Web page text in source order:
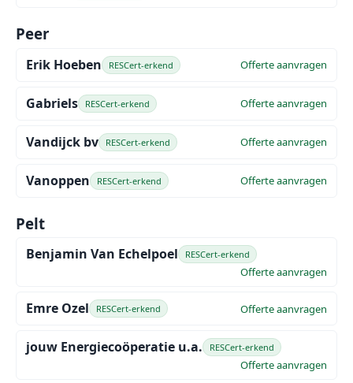
Peer
Erik Hoeben RESCert-erkend Offerte aanvragen
Gabriels RESCert-erkend Offerte aanvragen
Vandijck bv RESCert-erkend Offerte aanvragen
Vanoppen RESCert-erkend Offerte aanvragen
Pelt
Benjamin Van Echelpoel RESCert-erkend
Offerte aanvragen
Emre Ozel RESCert-erkend Offerte aanvragen
jouw Energiecoöperatie u.a. RESCert-erkend
Offerte aanvragen